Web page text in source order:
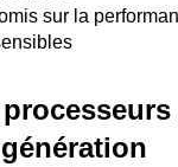
sur la
génération